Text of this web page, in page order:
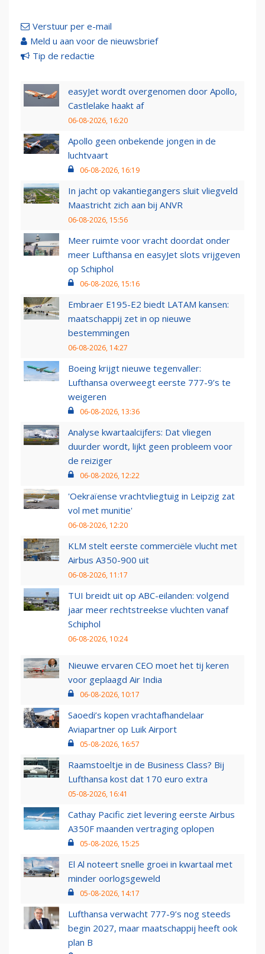
Verstuur per e-mail
Meld u aan voor de nieuwsbrief
Tip de redactie
easyJet wordt overgenomen door Apollo,
Castlelake haakt af
06-08-2026, 16:20
Apollo geen onbekende jongen in de
luchtvaart
06-08-2026, 16:19
In jacht op vakantiegangers sluit vliegveld
Maastricht zich aan bij ANVR
06-08-2026, 15:56
Meer ruimte voor vracht doordat onder
meer Lufthansa en easyJet slots vrijgeven
op Schiphol
06-08-2026, 15:16
Embraer E195-E2 biedt LATAM kansen:
maatschappij zet in op nieuwe
bestemmingen
06-08-2026, 14:27
Boeing krijgt nieuwe tegenvaller:
Lufthansa overweegt eerste 777-9’s te
weigeren
06-08-2026, 13:36
Analyse kwartaalcijfers: Dat vliegen
duurder wordt, lijkt geen probleem voor
de reiziger
06-08-2026, 12:22
'Oekraïense vrachtvliegtuig in Leipzig zat
vol met munitie'
06-08-2026, 12:20
KLM stelt eerste commerciële vlucht met
Airbus A350-900 uit
06-08-2026, 11:17
TUI breidt uit op ABC-eilanden: volgend
jaar meer rechtstreekse vluchten vanaf
Schiphol
06-08-2026, 10:24
Nieuwe ervaren CEO moet het tij keren
voor geplaagd Air India
06-08-2026, 10:17
Saoedi’s kopen vrachtafhandelaar
Aviapartner op Luik Airport
05-08-2026, 16:57
Raamstoeltje in de Business Class? Bij
Lufthansa kost dat 170 euro extra
05-08-2026, 16:41
Cathay Pacific ziet levering eerste Airbus
A350F maanden vertraging oplopen
05-08-2026, 15:25
El Al noteert snelle groei in kwartaal met
minder oorlogsgeweld
05-08-2026, 14:17
Lufthansa verwacht 777-9’s nog steeds
begin 2027, maar maatschappij heeft ook
plan B